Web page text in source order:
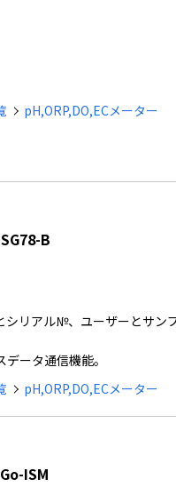
pH,ORP,DO,ECメーター
B
シリアル№、ユーザーとサン
ータ通信機能。
pH,ORP,DO,ECメーター
ISM